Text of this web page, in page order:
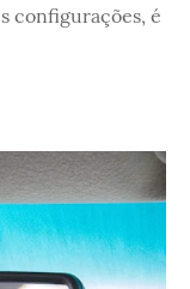
configurações, é